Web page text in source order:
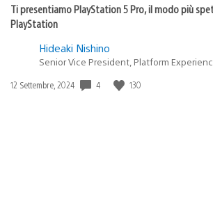
Ti presentiamo PlayStation 5 Pro, il modo più
PlayStation
Hideaki Nishino
Senior Vice President, Platform
Data
12 Settembre, 2024 4 130